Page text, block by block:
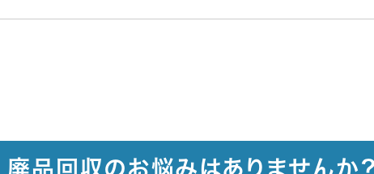
廃品回収のお悩みはありませんか